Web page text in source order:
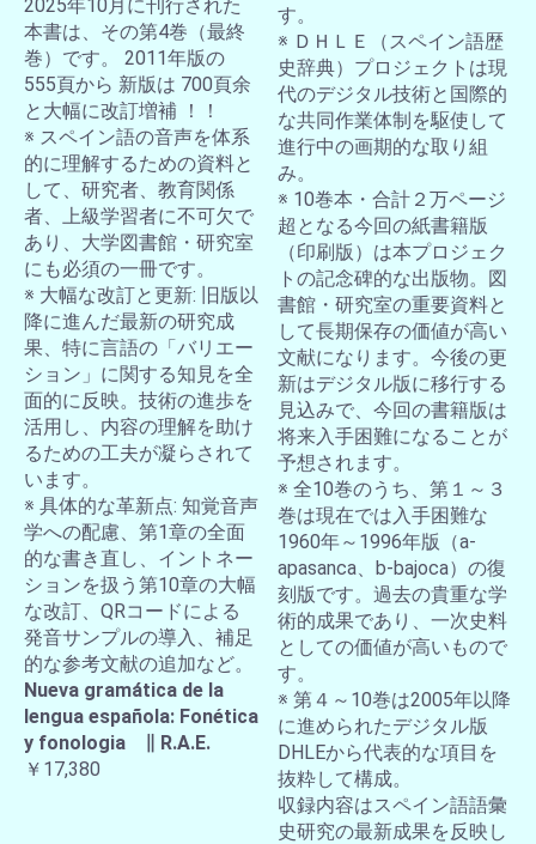
2025年10月に刊行された
本書は、その第4巻（最終
巻）です。 2011年版の
555頁から 新版は 700頁余
と大幅に改訂増補 ！！
※ スペイン語の音声を体系
的に理解するための資料と
して、研究者、教育関係
者、上級学習者に不可欠で
あり、大学図書館・研究室
にも必須の一冊です。
※ 大幅な改訂と更新: 旧版以
降に進んだ最新の研究成
果、特に言語の「バリエー
ション」に関する知見を全
面的に反映。技術の進歩を
活用し、内容の理解を助け
るための工夫が凝らされて
います。
※ 具体的な革新点: 知覚音声
学への配慮、第1章の全面
的な書き直し、イントネー
ションを扱う第10章の大幅
な改訂、QRコードによる
発音サンプルの導入、補足
的な参考文献の追加など。
Nueva gramática de la
lengua española: Fonética
y fonologia ∥ R.A.E.
￥17,380
す。
※ ＤＨＬＥ（スペイン語歴
史辞典）プロジェクトは現
代のデジタル技術と国際的
な共同作業体制を駆使して
進行中の画期的な取り組
み。
※ 10巻本・合計２万ページ
超となる今回の紙書籍版
（印刷版）は本プロジェク
トの記念碑的な出版物。図
書館・研究室の重要資料と
して長期保存の価値が高い
文献になります。今後の更
新はデジタル版に移行する
見込みで、今回の書籍版は
将来入手困難になることが
予想されます。
※ 全10巻のうち、第１～３
巻は現在では入手困難な
1960年～1996年版（a-
apasanca、b-bajoca）の復
刻版です。過去の貴重な学
術的成果であり、一次史料
としての価値が高いもので
す。
※ 第４～10巻は2005年以降
に進められたデジタル版
DHLEから代表的な項目を
抜粋して構成。
収録内容はスペイン語語彙
史研究の最新成果を反映し